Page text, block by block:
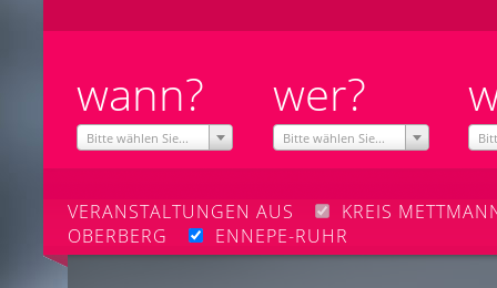
wann?
Bitte wählen Sie...
wer?
Bitte wählen Sie...
VERANSTALTUNGEN AUS
KREIS
OBERBERG
ENNEPE-RUHR